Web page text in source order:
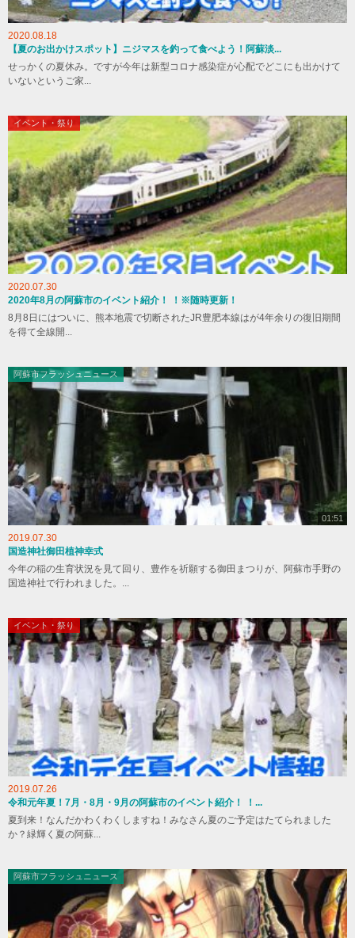
2020.08.18
【夏のお出かけスポット】ニジマスを釣って食べよう！阿蘇淡...
せっかくの夏休み。ですが今年は新型コロナ感染症が心配でどこにも出かけて
いないというご家...
イベント・祭り
2020.07.30
2020年8月の阿蘇市のイベント紹介！ ！※随時更新！
8月8日にはついに、熊本地震で切断されたJR豊肥本線はが4年余りの復旧期間
を得て全線開...
阿蘇市フラッシュニュース
01:51
2019.07.30
国造神社御田植神幸式
今年の稲の生育状況を見て回り、豊作を祈願する御田まつりが、阿蘇市手野の
国造神社で行われました。...
イベント・祭り
2019.07.26
令和元年夏！7月・8月・9月の阿蘇市のイベント紹介！ ！...
夏到来！なんだかわくわくしますね！みなさん夏のご予定はたてられました
か？緑輝く夏の阿蘇...
阿蘇市フラッシュニュース